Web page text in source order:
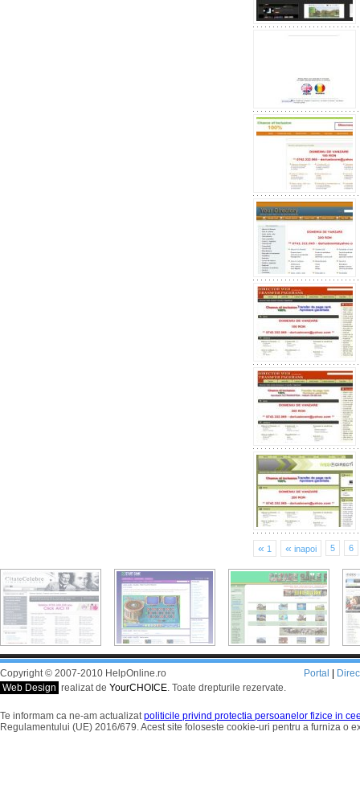
« 1 « inapoi 5 6
Copyright © 2007-2010 HelpOnline.ro
Web Design realizat de YourCHOICE. Toate drepturile rezervate.
Portal
Te informam ca ne-am actualizatpoliticile privind protectia persoanelor fizice in
Regulamentului (UE) 2016/679. Acest site foloseste cookie-uri pentru a furniza o